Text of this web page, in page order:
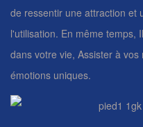
de ressentir une attraction et
l'utilisation. En même temps,
dans votre vie, Assister à
émotions uniques.